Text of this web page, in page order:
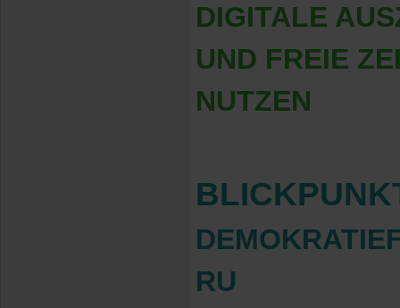
DIGITALE
UND FREIE
NUTZEN
RU